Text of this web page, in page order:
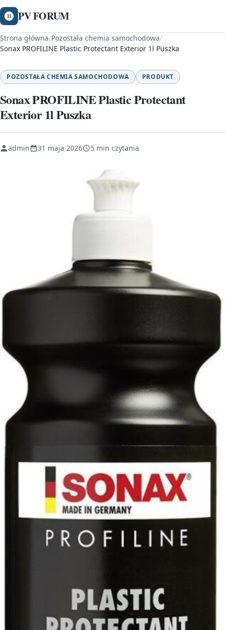
PV FORUM
Strona główna/Pozostała chemia samochodowa/
Sonax PROFILINE Plastic Protectant Exterior 1l Puszka
POZOSTAŁA CHEMIA SAMOCHODOWA PRODUKT
Sonax PROFILINE Plastic Protectant
Exterior 1l Puszka
admin 31 maja 2026 5 min czytania